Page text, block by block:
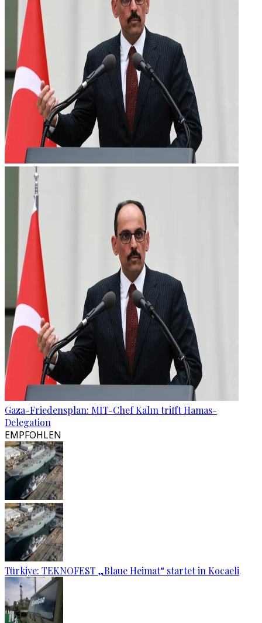
Gaza-Friedensplan: MIT-Chef Kalın trifft Hamas-
Delegation
EMPFOHLEN
Türkiye: TEKNOFEST „Blaue Heimat“ startet in Kocaeli